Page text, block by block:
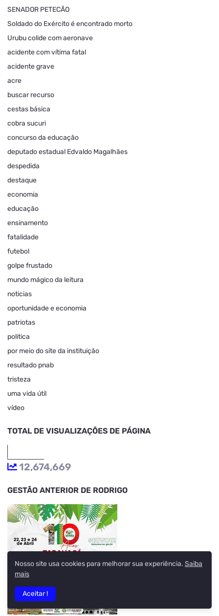
SENADOR PETECÃO
Soldado do Exército é encontrado morto
Urubu colide com aeronave
acidente com vítima fatal
acidente grave
acre
buscar recurso
cestas básica
cobra sucuri
concurso da educação
deputado estadual Edvaldo Magalhães
despedida
destaque
economia
educação
ensinamento
fatalidade
futebol
golpe frustado
mundo mágico da leitura
noticias
oportunidade e economia
patriotas
politica
por meio do site da instituição
resultado pnab
tristeza
uma vida útil
vídeo
TOTAL DE VISUALIZAÇÕES DE PÁGINA
12,674,669
GESTÃO ANTERIOR DE RODRIGO
Nosso site usa cookies para melhorar sua experiência. Saiba
mais
Aceitar !